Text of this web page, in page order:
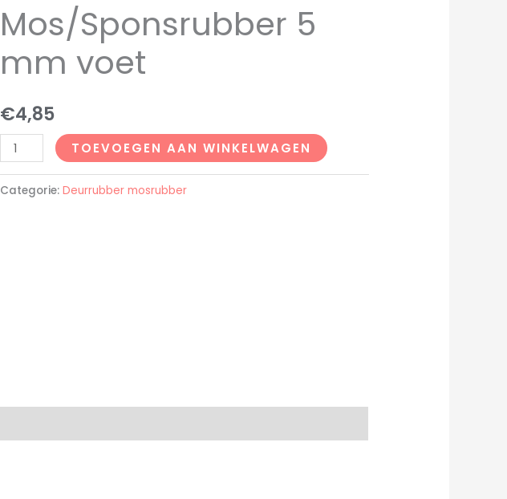
Mos/Sponsrubber 5
mm voet
€4,85
voet
TOEVOEGEN AAN WINKELWAGEN
Categorie: Deurrubber mosrubber